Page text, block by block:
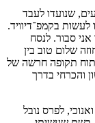
שנועדו לעבד
בקמפ־דיוויד.
סבור. לנסח
שלום טוב בין
תקופה חרשה של
והכרחי בדרך
לפרס נובל